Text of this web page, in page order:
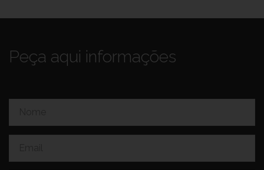
Peça aqui informações